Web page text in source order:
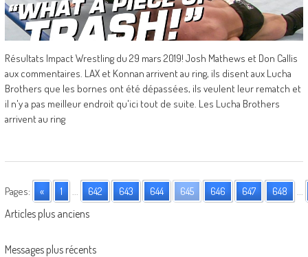
Résultats Impact Wrestling du 29 mars 2019! Josh Mathews et Don Callis
aux commentaires. LAX et Konnan arrivent au ring, ils disent aux Lucha
Brothers que les bornes ont été dépassées, ils veulent leur rematch et
il n'y a pas meilleur endroit qu'ici tout de suite. Les Lucha Brothers
arrivent au ring
Pages: « 1 ... 642 643 644 645 646 647 648 ...
Posts
navigation
Articles plus anciens
Messages plus récents